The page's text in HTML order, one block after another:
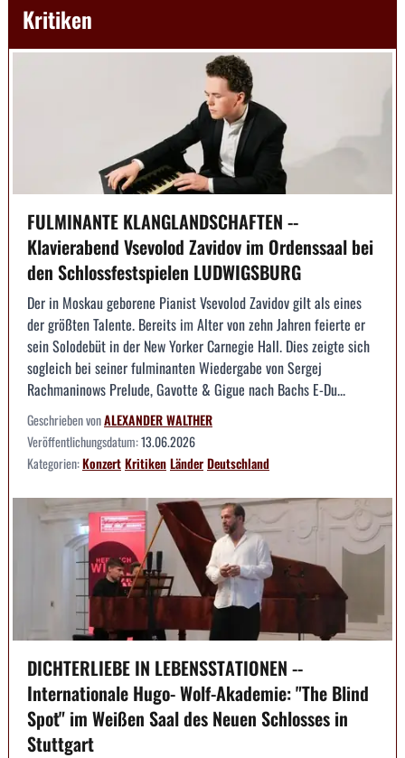
Kritiken
FULMINANTE KLANGLANDSCHAFTEN --
Klavierabend Vsevolod Zavidov im Ordenssaal bei
den Schlossfestspielen LUDWIGSBURG
Der in Moskau geborene Pianist Vsevolod Zavidov gilt als eines
der größten Talente. Bereits im Alter von zehn Jahren feierte er
sein Solodebüt in der New Yorker Carnegie Hall. Dies zeigte sich
sogleich bei seiner fulminanten Wiedergabe von Sergej
Rachmaninows Prelude, Gavotte & Gigue nach Bachs E-Du...
Geschrieben vonALEXANDER WALTHER
Veröffentlichungsdatum:13.06.2026
Kategorien:KonzertKritikenLänderDeutschland
DICHTERLIEBE IN LEBENSSTATIONEN --
Internationale Hugo- Wolf-Akademie: "The Blind
Spot" im Weißen Saal des Neuen Schlosses in
Stuttgart